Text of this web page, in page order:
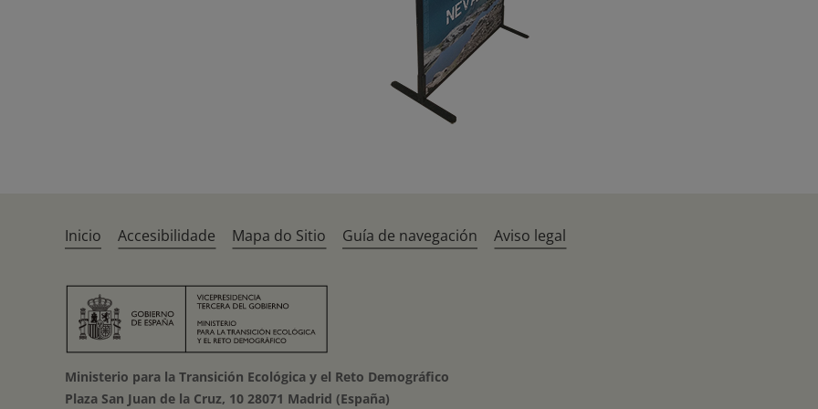
Inicio Accesibilidade Mapa do Sitio Guía de navegación Aviso legal
Ministerio para la Transición Ecológica y el Reto Demográfico
Plaza San Juan de la Cruz, 10 28071 Madrid (España)